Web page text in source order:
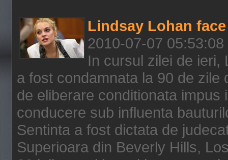
Lindsay Lohan
2010-07-07 05:53:08
In cursul zilei de ieri,
a fost condamnata la 90 de
de eliberare conditionata
conducere sub influenta
Sentinta a fost dictata de
Superioara din Beverly Hills,